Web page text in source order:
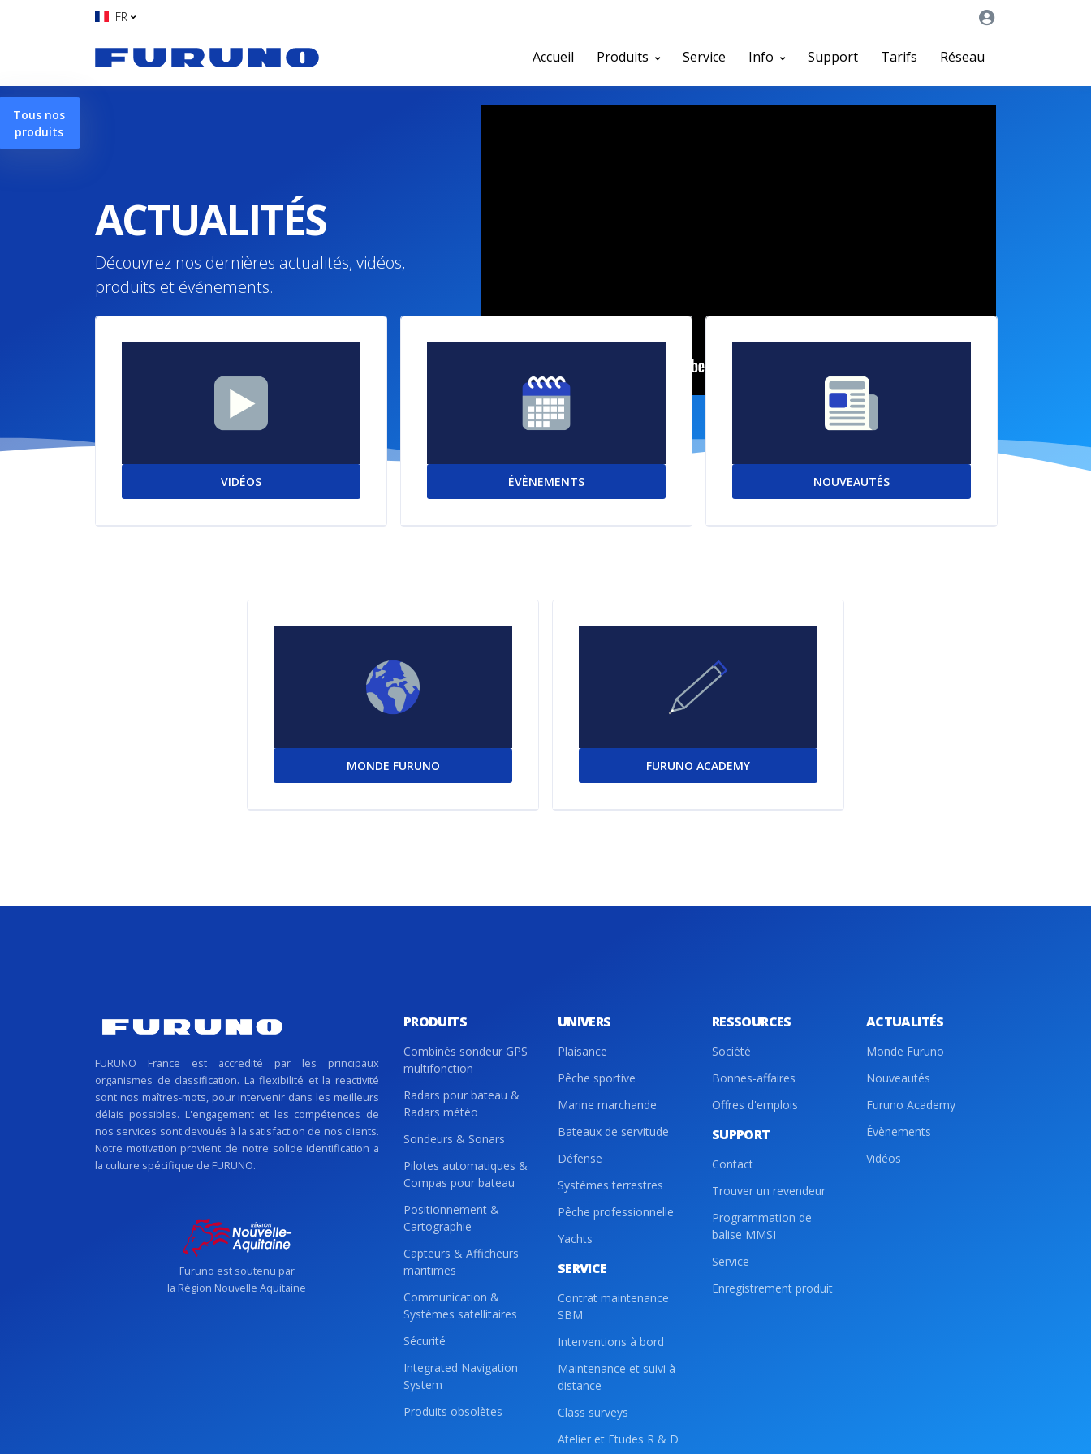
FR
Accueil Produits Service Info Support Tarifs Réseau
ACTUALITÉS
Découvrez nos dernières actualités, vidéos,
produits et événements.
VIDÉOS ÉVÈNEMENTS NOUVEAUTÉS
MONDE FURUNO FURUNO ACADEMY
FURUNO France est accredité par les principaux
organismes de classification. La flexibilité et la reactivité
sont nos maîtres-mots, pour intervenir dans les meilleurs
délais possibles. L'engagement et les compétences de
nos services sont devoués à la satisfaction de nos clients.
Notre motivation provient de notre solide identification a
la culture spécifique de FURUNO.
Furuno est soutenu par
la Région Nouvelle Aquitaine
PRODUITS
Combinés sondeur GPS
multifonction
Radars pour bateau &
Radars météo
Sondeurs & Sonars
Pilotes automatiques &
Compas pour bateau
Positionnement &
Cartographie
Capteurs & Afficheurs
maritimes
Communication &
Systèmes satellitaires
Sécurité
Integrated Navigation
System
Produits obsolètes
UNIVERS
Plaisance
Pêche sportive
Marine marchande
Bateaux de servitude
Défense
Systèmes terrestres
Pêche professionnelle
Yachts
SERVICE
Contrat maintenance
SBM
Interventions à bord
Maintenance et suivi à
distance
Class surveys
Atelier et Etudes R & D
RESSOURCES
Société
Bonnes-affaires
Offres d'emplois
SUPPORT
Contact
Trouver un revendeur
Programmation de
balise MMSI
Service
Enregistrement produit
ACTUALITÉS
Monde Furuno
Nouveautés
Furuno Academy
Évènements
Vidéos
Tous nos
produits